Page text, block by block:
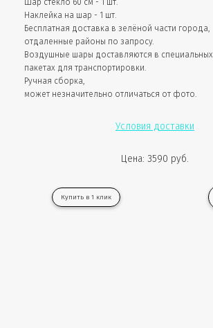
Шар стекло 60 см - 1 шт.
Наклейка на шар - 1 шт.
Бесплатная доставка в зелёной части города,
отдаленные районы по запросу.
Воздушные шары доставляются в специальных
пакетах для транспортировки.
Ручная сборка,
может незначительно отличаться от фото.
Условия доставки
Цена: 3590 руб.
Купить в 1 клик